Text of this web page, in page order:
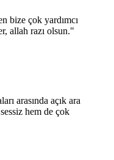
bize çok yardımcı
allah razı olsun."
arasında açık ara
hem de çok